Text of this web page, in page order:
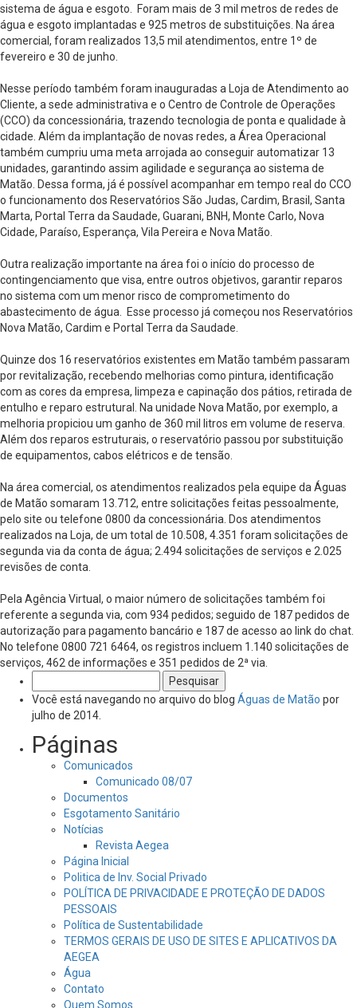
sistema de água e esgoto. Foram mais de 3 mil metros de redes de
água e esgoto implantadas e 925 metros de substituições. Na área
comercial, foram realizados 13,5 mil atendimentos, entre 1º de
fevereiro e 30 de junho.
Nesse período também foram inauguradas a Loja de Atendimento ao
Cliente, a sede administrativa e o Centro de Controle de Operações
(CCO) da concessionária, trazendo tecnologia de ponta e qualidade à
cidade. Além da implantação de novas redes, a Área Operacional
também cumpriu uma meta arrojada ao conseguir automatizar 13
unidades, garantindo assim agilidade e segurança ao sistema de
Matão. Dessa forma, já é possível acompanhar em tempo real do CCO
o funcionamento dos Reservatórios São Judas, Cardim, Brasil, Santa
Marta, Portal Terra da Saudade, Guarani, BNH, Monte Carlo, Nova
Cidade, Paraíso, Esperança, Vila Pereira e Nova Matão.
Outra realização importante na área foi o início do processo de
contingenciamento que visa, entre outros objetivos, garantir reparos
no sistema com um menor risco de comprometimento do
abastecimento de água. Esse processo já começou nos Reservatórios
Nova Matão, Cardim e Portal Terra da Saudade.
Quinze dos 16 reservatórios existentes em Matão também passaram
por revitalização, recebendo melhorias como pintura, identificação
com as cores da empresa, limpeza e capinação dos pátios, retirada de
entulho e reparo estrutural. Na unidade Nova Matão, por exemplo, a
melhoria propiciou um ganho de 360 mil litros em volume de reserva.
Além dos reparos estruturais, o reservatório passou por substituição
de equipamentos, cabos elétricos e de tensão.
Na área comercial, os atendimentos realizados pela equipe da Águas
de Matão somaram 13.712, entre solicitações feitas pessoalmente,
pelo site ou telefone 0800 da concessionária. Dos atendimentos
realizados na Loja, de um total de 10.508, 4.351 foram solicitações de
segunda via da conta de água; 2.494 solicitações de serviços e 2.025
revisões de conta.
Pela Agência Virtual, o maior número de solicitações também foi
referente a segunda via, com 934 pedidos; seguido de 187 pedidos de
autorização para pagamento bancário e 187 de acesso ao link do chat.
No telefone 0800 721 6464, os registros incluem 1.140 solicitações de
serviços, 462 de informações e 351 pedidos de 2ª via.
por:
Você está navegando no arquivo do blog Águas de Matão por
julho de 2014.
Páginas
Comunicados
Comunicado 08/07
Documentos
Esgotamento Sanitário
Notícias
Revista Aegea
Página Inicial
Politica de Inv. Social Privado
POLÍTICA DE PRIVACIDADE E PROTEÇÃO DE DADOS
PESSOAIS
Política de Sustentabilidade
TERMOS GERAIS DE USO DE SITES E APLICATIVOS DA
AEGEA
Água
Contato
Quem Somos